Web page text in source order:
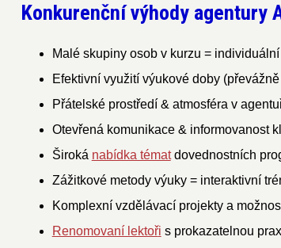
Konkurenční výhody agentury
Malé skupiny osob v kurzu =
Efektivní využití výukové doby
Přátelské prostředí & atmosféra v
Otevřená komunikace & informovanost
Široká nabídka tématdovednostních
Zážitkové metody výuky = interaktivní
Komplexní vzdělávací projekty a
Renomovaní lektoři s prokazatelnou